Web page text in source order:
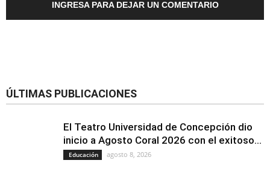
INGRESA PARA DEJAR UN COMENTARIO
ÚLTIMAS PUBLICACIONES
El Teatro Universidad de Concepción dio
inicio a Agosto Coral 2026 con el exitoso...
Educación agosto 8, 2026